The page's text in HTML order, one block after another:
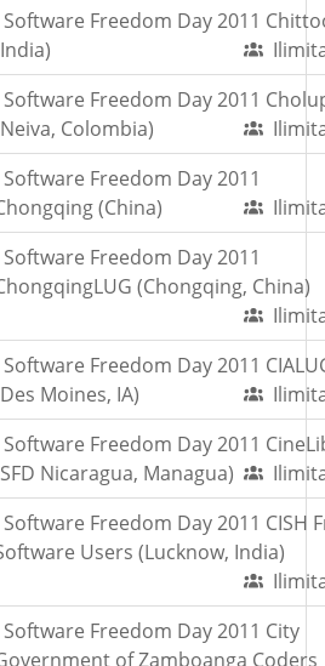
Software Freedom Day 2011
Software Freedom Day 2011
Colombia)
Software Freedom Day 2011
(China)
Software Freedom Day 2011
(Chongqing, China)
Software Freedom Day 2011
Moines, IA)
Software Freedom Day 2011
Nicaragua, Managua)
Software Freedom Day 2011 CISH
Users (Lucknow, India)
Software Freedom Day 2011 City
of Zamboanga Coders